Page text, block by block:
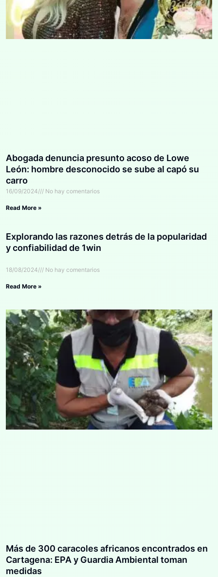
Abogada denuncia presunto acoso de Lowe
León: hombre desconocido se sube al capó su
carro
16/09/2024 No hay comentarios
Read More »
Explorando las razones detrás de la popularidad
y confiabilidad de 1win
18/08/2024 No hay comentarios
Read More »
Más de 300 caracoles africanos encontrados en
Cartagena: EPA y Guardia Ambiental toman
medidas